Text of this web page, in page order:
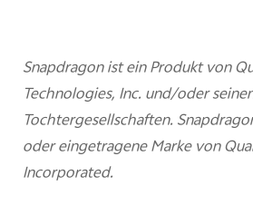
Snapdragon ist ein Produkt von
Technologies, Inc. und/oder
Tochtergesellschaften.
oder eingetragene Marke von
Incorporated.